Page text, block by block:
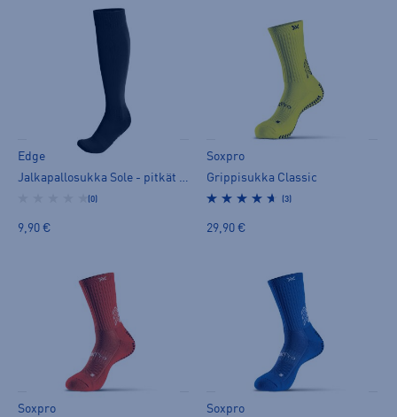
Edge
Jalkapallosukka Sole - pitkät sukat
(0)
9,90 €
Soxpro
Grippisukka Classic
(3)
29,90 €
Soxpro
Soxpro